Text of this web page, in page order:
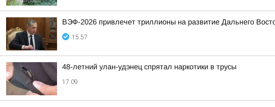
ВЭФ-2026 привлечет триллионы на развитие Дальнего
15:57
48-летний улан-удэнец спрятал наркотики в трусы
17:09